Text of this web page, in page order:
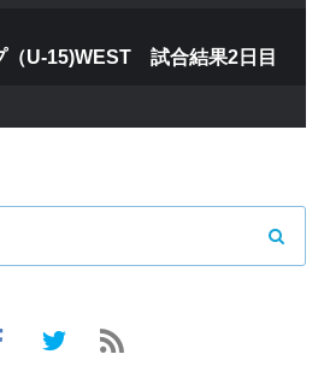
（U-15)WEST 試合結果2日目